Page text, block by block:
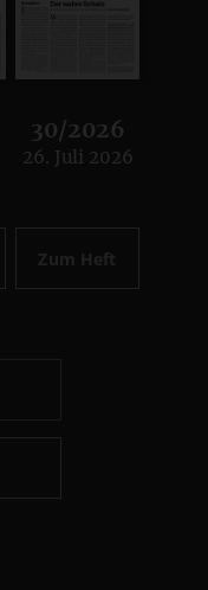
30/2026
:
26. Juli 2026
Zum Heft